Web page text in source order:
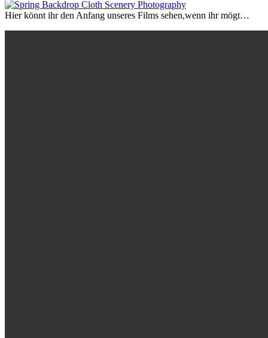
Hier könnt ihr den Anfang unseres Films sehen,wenn ihr mögt…